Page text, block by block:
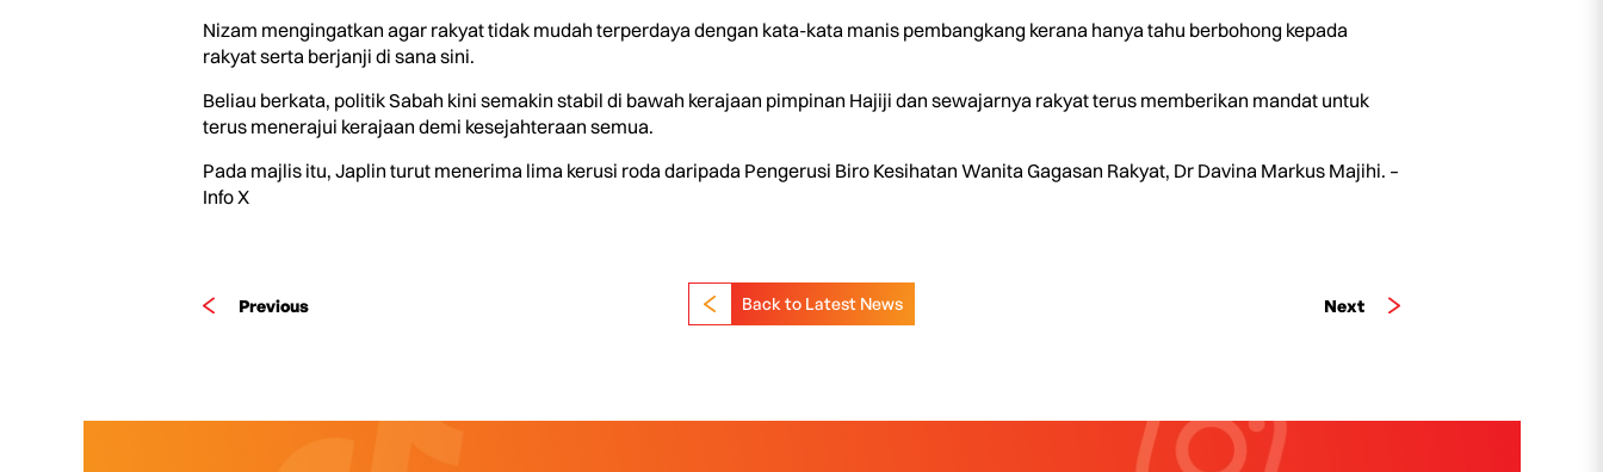
Nizam mengingatkan agar rakyat tidak mudah terperdaya dengan kata-kata manis pembangkang kerana hanya tahu berbohong kepada
rakyat serta berjanji di sana sini.
Beliau berkata, politik Sabah kini semakin stabil di bawah kerajaan pimpinan Hajiji dan sewajarnya rakyat terus memberikan mandat untuk
terus menerajui kerajaan demi kesejahteraan semua.
Pada majlis itu, Japlin turut menerima lima kerusi roda daripada Pengerusi Biro Kesihatan Wanita Gagasan Rakyat, Dr Davina Markus Majihi. –
Info X
Previous Next
Back to Latest News